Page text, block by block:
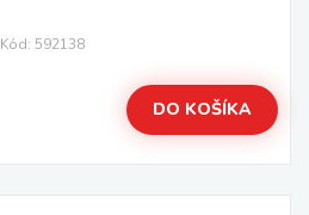
Kód: 592138
DO KOŠÍKA